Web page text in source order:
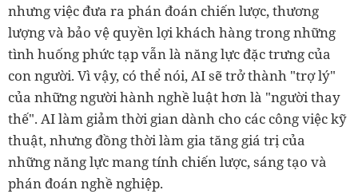
nhưng việc đưa ra phán đoán chiến lược, thương
lượng và bảo vệ quyền lợi khách hàng trong những
tình huống phức tạp vẫn là năng lực đặc trưng của
con người. Vì vậy, có thể nói, AI sẽ trở thành "trợ lý"
của những người hành nghề luật hơn là "người thay
thế". AI làm giảm thời gian dành cho các công việc kỹ
thuật, nhưng đồng thời làm gia tăng giá trị của
những năng lực mang tính chiến lược, sáng tạo và
phán đoán nghề nghiệp.